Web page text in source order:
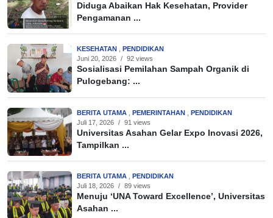
Diduga Abaikan Hak Kesehatan, Provider
Pengamanan ...
KESEHATAN
PENDIDIKAN
Juni 20, 2026 / 92 views
Sosialisasi Pemilahan Sampah Organik di
Pulogebang: ...
BERITA UTAMA PEMERINTAHAN
PENDIDIKAN
Juli 17, 2026 / 91 views
Universitas Asahan Gelar Expo Inovasi 2026,
Tampilkan ...
BERITA UTAMA
PENDIDIKAN
Juli 18, 2026 / 89 views
Menuju ‘UNA Toward Excellence’, Universitas
Asahan ...